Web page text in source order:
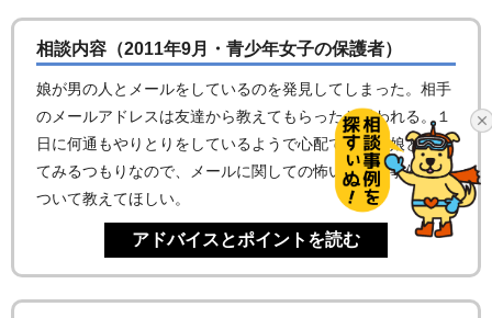
相談内容（2011年9月・青少年女子の保護者）
娘が男の人とメールをしているのを発見してしまった。相手
のメールアドレスは友達から教えてもらったと思われる。１
日に何通もやりとりをしているようで心配である。娘と話し
てみるつもりなので、メールに関しての怖いこと（事例）に
ついて教えてほしい。